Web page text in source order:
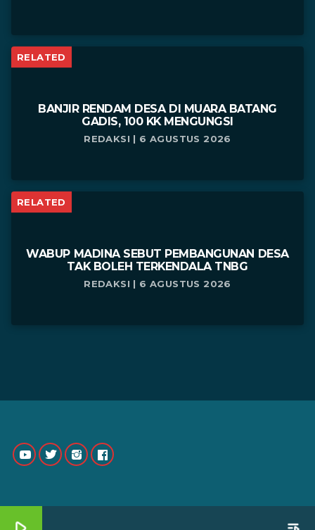
RELATED
BANJIR RENDAM DESA DI MUARA BATANG
GADIS, 100 KK MENGUNGSI
REDAKSI | 6 AGUSTUS 2026
RELATED
WABUP MADINA SEBUT PEMBANGUNAN DESA
TAK BOLEH TERKENDALA TNBG
REDAKSI | 6 AGUSTUS 2026